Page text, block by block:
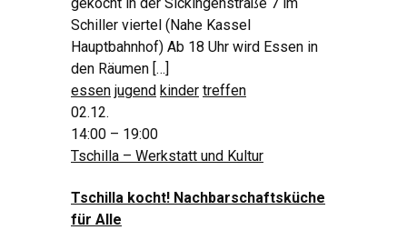
gekocht in der Sickingenstraße 7 im
Schiller viertel (Nahe Kassel
Hauptbahnhof) Ab 18 Uhr wird Essen in
den Räumen […]
essen jugend kinder treffen
02.12.
14:00 – 19:00
Tschilla – Werkstatt und Kultur
Tschilla kocht! Nachbarschaftsküche
für Alle